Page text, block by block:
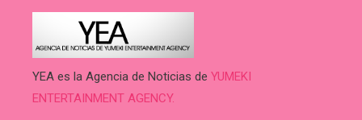
YEA es la Agencia de Noticias de YUMEKI
ENTERTAINMENT AGENCY.